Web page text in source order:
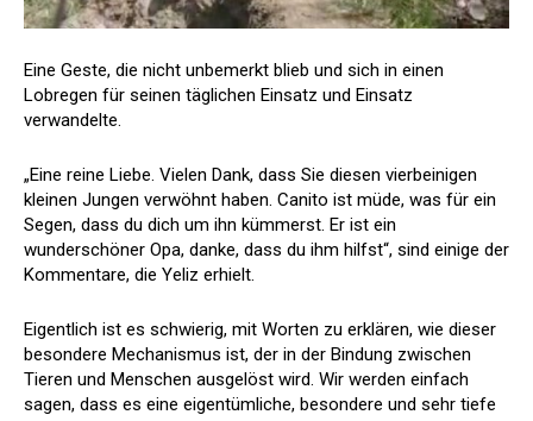
Eine Geste, die nicht unbemerkt blieb und sich in einen
Lobregen für seinen täglichen Einsatz und Einsatz
verwandelte.
„Eine reine Liebe. Vielen Dank, dass Sie diesen vierbeinigen
kleinen Jungen verwöhnt haben. Canito ist müde, was für ein
Segen, dass du dich um ihn kümmerst. Er ist ein
wunderschöner Opa, danke, dass du ihm hilfst“, sind einige der
Kommentare, die Yeliz erhielt.
Eigentlich ist es schwierig, mit Worten zu erklären, wie dieser
besondere Mechanismus ist, der in der Bindung zwischen
Tieren und Menschen ausgelöst wird. Wir werden einfach
sagen, dass es eine eigentümliche, besondere und sehr tiefe